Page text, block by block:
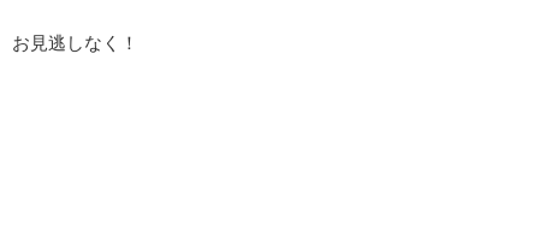
お見逃しなく！